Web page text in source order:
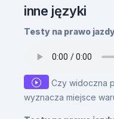
inne języki
Testy na prawo
Czy widoczna
wyznacza miejsce